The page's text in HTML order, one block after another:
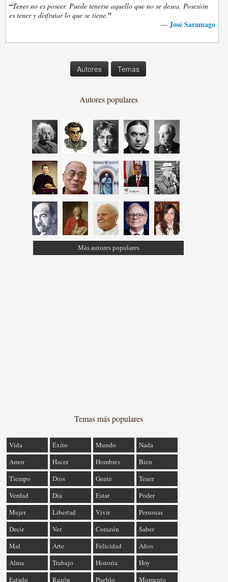
“Tener no es poseer. Puede tenerse aquello que no se desea. Posesión
es tener y disfrutar lo que se tiene.”
— José Saramago
Autores Temas
Autores populares
Más autores populares
Temas más populares
Vida Éxito Mundo
Nada
Amor
Hacer Hombres
Bien
Tiempo
Dios Gente
Tener
Verdad
Día Estar
Poder
Mujer
Libertad Vivir
Personas
Decir
Ver Corazón
Saber
Mal
Arte Felicidad
Años
Alma
Trabajo Historia
Hoy
Estado
Razón Pueblo Momento